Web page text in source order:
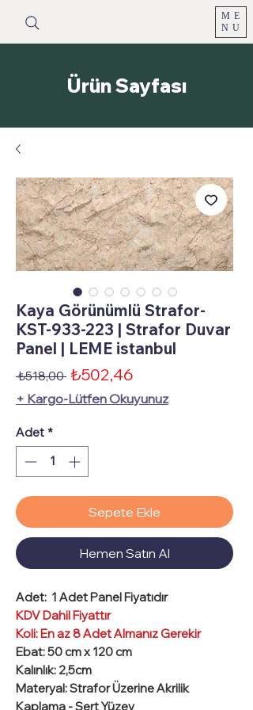
ME
NU
Ürün Sayfası
Kaya Görünümlü Strafor-
KST-933-223 | Strafor Duvar
Panel | LEME istanbul
₺518,00 Normal
Fiyat
₺502,46
+ Kargo-Lütfen Okuyunuz
Adet *
Sepete Ekle
Hemen Satın Al
Adet: 1 Adet Panel Fiyatıdır
KDV Dahil Fiyattır
Koli: En az 8 Adet Almanız Gerekir
Ebat: 50 cm x 120 cm
Kalınlık: 2,5cm
Materyal: Strafor Üzerine Akrilik
Kaplama -Sert Yüzey